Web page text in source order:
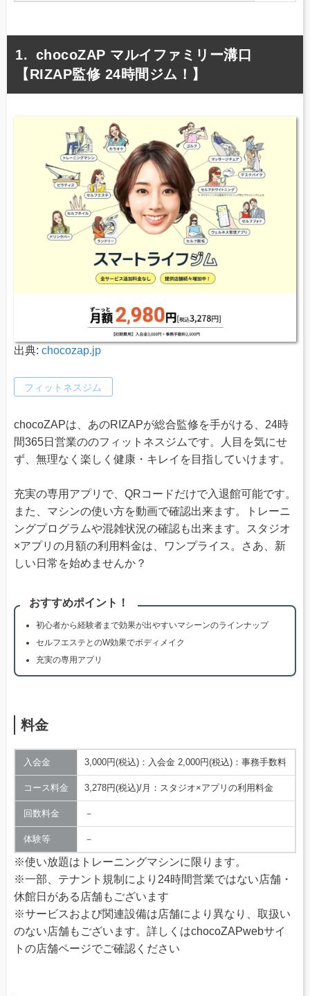
chocoZAP マルイファミリー溝口
【RIZAP監修 24時間ジム！】
出典: chocozap.jp
フィットネスジム
chocoZAPは、あのRIZAPが総合監修を手がける、24時
間365日営業ののフィットネスジムです。人目を気にせ
ず、無理なく楽しく健康・キレイを目指していけます。
充実の専用アプリで、QRコードだけで入退館可能です。
また、マシンの使い方を動画で確認出来ます。トレーニ
ングプログラムや混雑状況の確認も出来ます。スタジオ
×アプリの月額の利用料金は、ワンプライス。さあ、新
しい日常を始めませんか？
おすすめポイント！
初心者から経験者まで効果が出やすいマシーンのラインナップ
セルフエステとのW効果でボディメイク
充実の専用アプリ
料金
入会金 3,000円(税込)：入会金 2,000円(税込)：事務手数料
コース料金 3,278円(税込)/月：スタジオ×アプリの利用料金
回数料金 －
体験等 －
※使い放題はトレーニングマシンに限ります。
※一部、テナント規制により24時間営業ではない店舗・
休館日がある店舗もございます
※サービスおよび関連設備は店舗により異なり、取扱い
のない店舗もございます。詳しくはchocoZAPwebサイ
トの店舗ページでご確認ください